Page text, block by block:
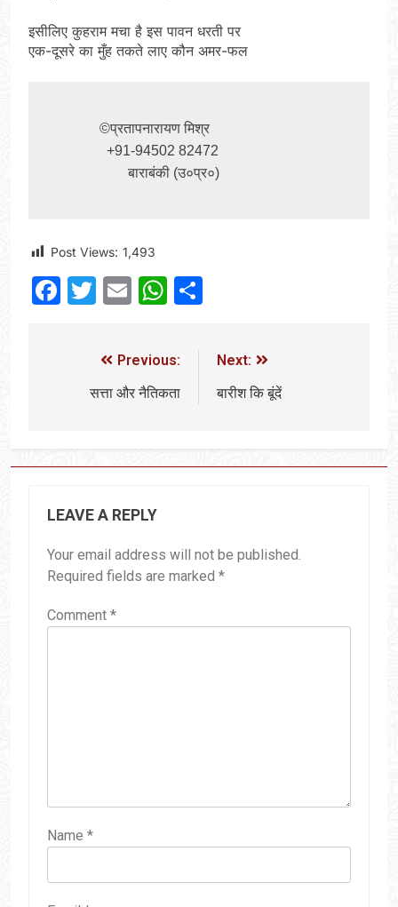
इसीलिए कुहराम मचा है इस पावन धरती पर
एक-दूसरे का मुँह तकते लाए कौन अमर-फल
                  बाराबंकी (उ०प्र०)
Post Views: 1,493
Facebook
Twitter
EmailWhatsApp
Previous:
सत्ता और नैतिकता
Next:
बारीश कि बूंदें
LEAVE A REPLY
Your email address will not be published.
Required fields are marked *
Comment *
Name *